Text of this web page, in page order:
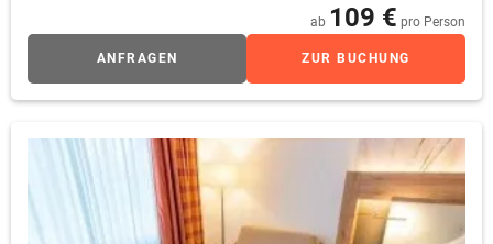
ab 109 € pro Person
ANFRAGEN ZUR BUCHUNG